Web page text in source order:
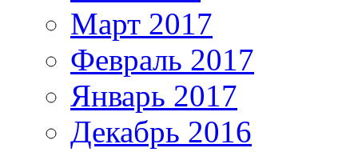
Март 2017
Февраль 2017
Январь 2017
Декабрь 2016